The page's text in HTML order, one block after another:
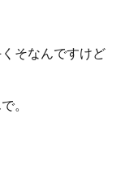
そなんですけど
。